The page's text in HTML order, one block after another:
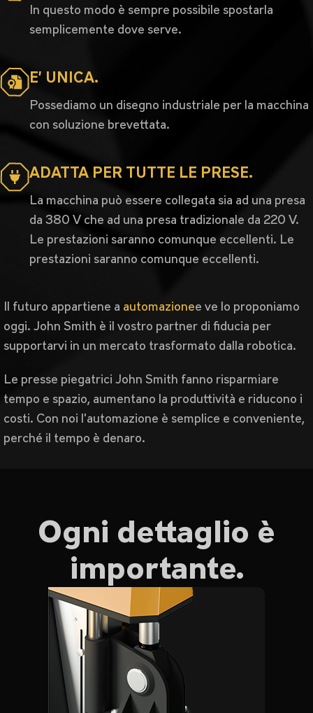
In questo modo è sempre possibile spostarla
semplicemente dove serve.
E’ UNICA.
Possediamo un disegno industriale per la macchina
con soluzione brevettata.
ADATTA PER TUTTE LE PRESE.
La macchina può essere collegata sia ad una presa
da 380 V che ad una presa tradizionale da 220 V.
Le prestazioni saranno comunque eccellenti. Le
prestazioni saranno comunque eccellenti.
Il futuro appartiene a automazionee ve lo proponiamo
oggi. John Smith è il vostro partner di fiducia per
supportarvi in un mercato trasformato dalla robotica.
Le presse piegatrici John Smith fanno risparmiare
tempo e spazio, aumentano la produttività e riducono i
costi. Con noi l'automazione è semplice e conveniente,
perché il tempo è denaro.
Ogni dettaglio è
importante.